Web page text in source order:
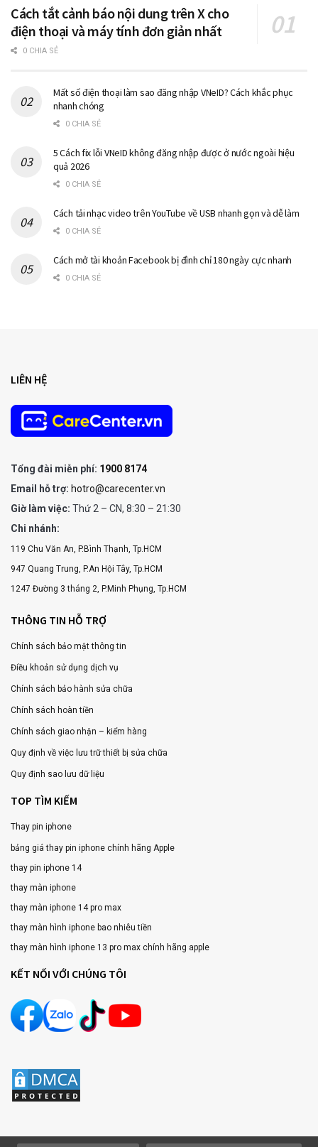
Cách tắt cảnh báo nội dung trên X cho
điện thoại và máy tính đơn giản nhất
0 CHIA SẺ
Mất số điện thoại làm sao đăng nhập VNeID? Cách khắc phục
nhanh chóng
0 CHIA SẺ
5 Cách fix lỗi VNeID không đăng nhập được ở nước ngoài hiệu
quả 2026
0 CHIA SẺ
Cách tải nhạc video trên YouTube về USB nhanh gọn và dễ làm
0 CHIA SẺ
Cách mở tài khoản Facebook bị đình chỉ 180 ngày cực nhanh
0 CHIA SẺ
LIÊN HỆ
Tổng đài miễn phí: 1900 8174
Email hỗ trợ: hotro@carecenter.vn
Giờ làm việc: Thứ 2 – CN, 8:30 – 21:30
Chi nhánh:
119 Chu Văn An, P.Bình Thạnh, Tp.HCM
947 Quang Trung, P.An Hội Tây, Tp.HCM
1247 Đường 3 tháng 2, P.Minh Phụng, Tp.HCM
THÔNG TIN HỖ TRỢ
Chính sách bảo mật thông tin
Điều khoản sử dụng dịch vụ
Chính sách bảo hành sửa chữa
Chính sách hoàn tiền
Chính sách giao nhận – kiểm hàng
Quy định về việc lưu trữ thiết bị sửa chữa
Quy định sao lưu dữ liệu
TOP TÌM KIẾM
Thay pin iphone
bảng giá thay pin iphone chính hãng Apple
thay pin iphone 14
thay màn iphone
thay màn iphone 14 pro max
thay màn hình iphone bao nhiêu tiền
thay màn hình iphone 13 pro max chính hãng apple
KẾT NỐI VỚI CHÚNG TÔI